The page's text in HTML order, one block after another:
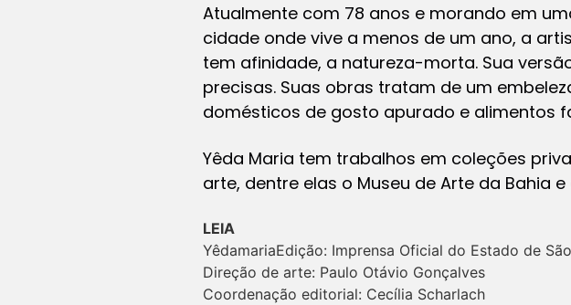
Atualmente com 78 anos e morando em
cidade onde vive a menos de um ano, a
tem afinidade, a natureza-morta. Sua
precisas. Suas obras tratam de um
domésticos de gosto apurado e alimentos
Yêda Maria tem trabalhos em coleções
arte, dentre elas o Museu de Arte da Bahia
LEIA
YêdamariaEdição: Imprensa Oficial do Estado de
Direção de arte: Paulo Otávio Gonçalves
Coordenação editorial: Cecília Scharlach